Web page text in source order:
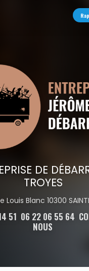
DE
TROYES
Louis Blanc 10300
51 06 22 06 55 64
NOUS